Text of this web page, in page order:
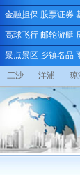
金融担保 股票证券
高球飞行 邮轮游艇
景点景区 乡镇名品
三沙 洋浦 琼